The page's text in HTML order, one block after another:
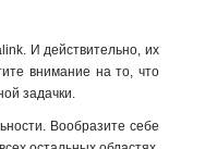
И действительно, их
внимание на то, что
задачки.
Вообразите себе